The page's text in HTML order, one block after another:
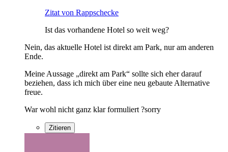
Zitat von Rappschecke
Ist das vorhandene Hotel so weit weg?
Nein, das aktuelle Hotel ist direkt am Park, nur am anderen
Ende.
Meine Aussage „direkt am Park“ sollte sich eher darauf
beziehen, dass ich mich über eine neu gebaute Alternative
freue.
War wohl nicht ganz klar formuliert ?sorry
Zitieren